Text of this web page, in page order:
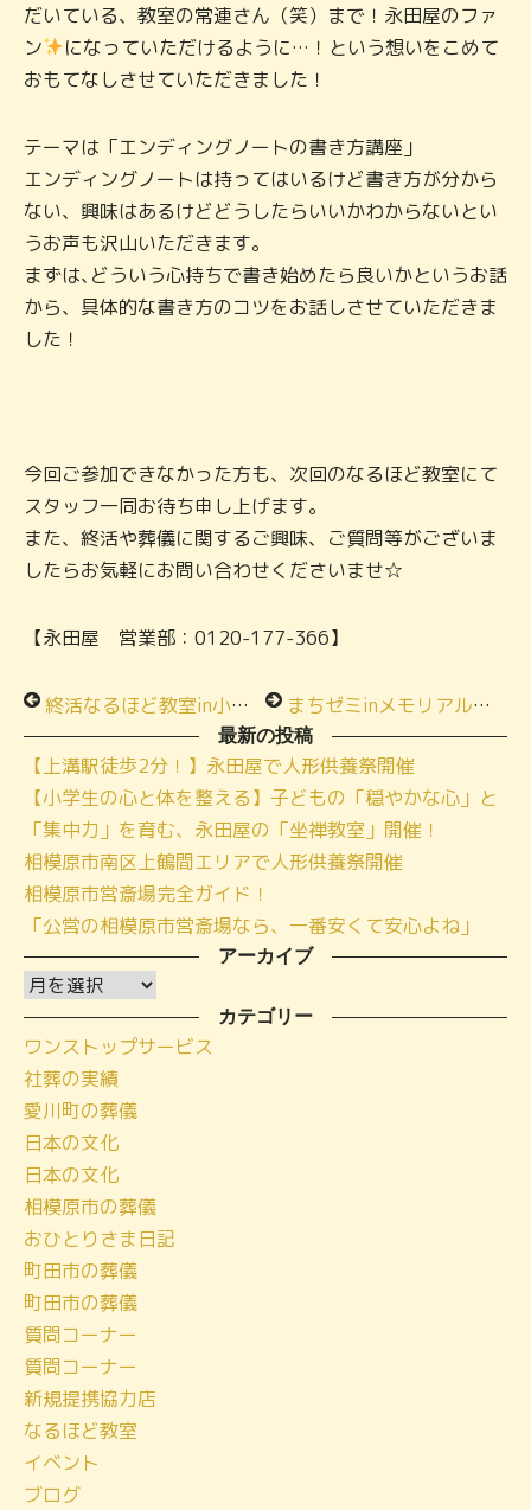
だいている、教室の常連さん（笑）まで！永田屋のファ
ン
になっていただけるように…！という想いをこめて
おもてなしさせていただきました！
テーマは「エンディングノートの書き方講座」
エンディングノートは持ってはいるけど書き方が分から
ない、興味はあるけどどうしたらいいかわからないとい
うお声も沢山いただきます。
まずは､どういう心持ちで書き始めたら良いかというお話
から、具体的な書き方のコツをお話しさせていただきま
した！
今回ご参加できなかった方も、次回のなるほど教室にて
スタッフ一同お待ち申し上げます。
また、終活や葬儀に関するご興味、ご質問等がございま
したらお気軽にお問い合わせくださいませ☆
【永田屋 営業部：0120-177-366】
終活なるほど教室in小さな家族葬ハウス®上鶴間 まちゼミinメモリアルハウス西橋本！
最新の投稿
【上溝駅徒歩2分！】永田屋で人形供養祭開催
【小学生の心と体を整える】子どもの「穏やかな心」と
「集中力」を育む、永田屋の「坐禅教室」開催！
相模原市南区上鶴間エリアで人形供養祭開催
相模原市営斎場完全ガイド！
「公営の相模原市営斎場なら、一番安くて安心よね」
アーカイブ
ア
ー
カ
イ
ブ
カテゴリー
ワンストップサービス
社葬の実績
愛川町の葬儀
日本の文化
日本の文化
相模原市の葬儀
おひとりさま日記
町田市の葬儀
町田市の葬儀
質問コーナー
質問コーナー
新規提携協力店
なるほど教室
イベント
ブログ